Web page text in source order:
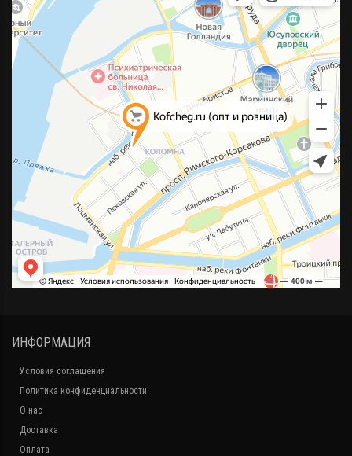
ИНФОРМАЦИЯ
Условия соглашения
Политика конфиденциальности
О нас
Доставка
Оплата